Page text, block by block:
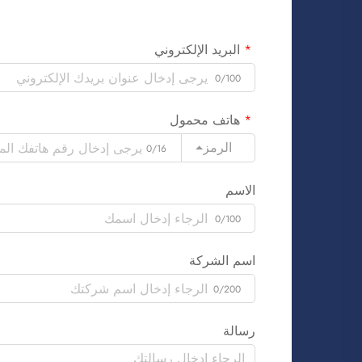
البريد الإلكتروني
0/100
هاتف محمول
الرمز
0/16
الاسم
0/100
اسم الشركة
0/200
رسالة